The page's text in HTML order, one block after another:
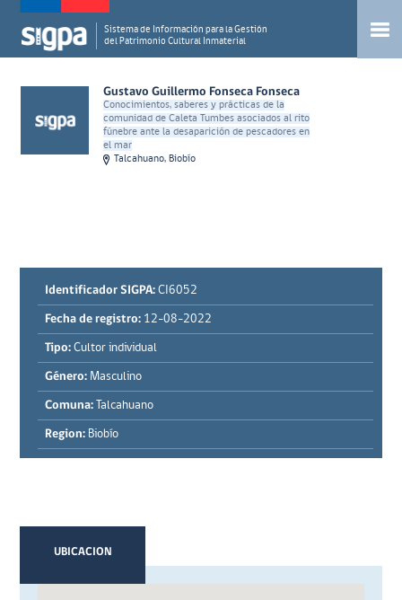
Sistema de Información para la Gestión
del Patrimonio Cultural Inmaterial
Gustavo Guillermo Fonseca Fonseca
Conocimientos, saberes y prácticas de la
comunidad de Caleta Tumbes asociados al rito
fúnebre ante la desaparición de pescadores en
el mar
Talcahuano, Biobío
Identificador SIGPA: CI6052
Fecha de registro: 12-08-2022
Tipo: Cultor individual
Género: Masculino
Comuna: Talcahuano
Region: Biobío
UBICACION